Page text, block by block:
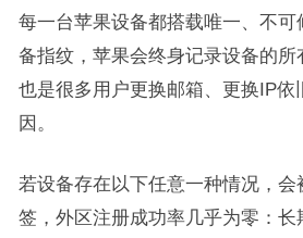
每一台苹果设备都搭载唯一、不可
备指纹，苹果会终身记录设备的
也是很多用户更换邮箱、更换IP依
因。
若设备存在以下任意一种情况，
签，外区注册成功率几乎为零：长